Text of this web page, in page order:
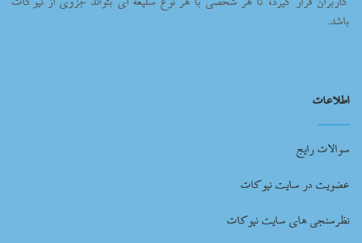
باشد.
اطلاعات
سوالات رایج
عضویت در سایت نیوکات
نظرسنجی های سایت نیوکات